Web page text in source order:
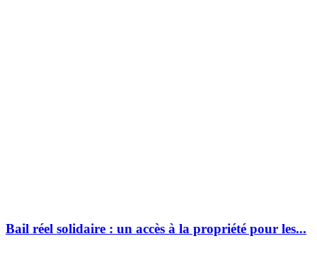
Bail réel solidaire : un accès à la propriété pour les...